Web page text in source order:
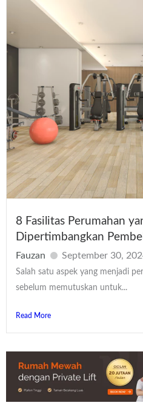
8 Fasilitas Perumahan
Dipertimbangkan
Fauzan September 30,
Salah satu aspek yang menjadi
sebelum memutuskan untuk...
Read More